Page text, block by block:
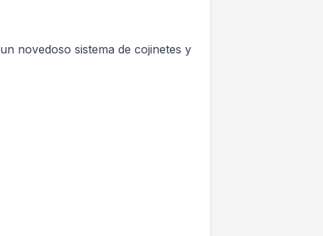
novedoso sistema de cojinetes y